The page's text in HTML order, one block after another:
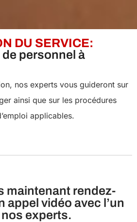
DU SERVICE:
personnel à
nos experts vous guideront sur
ainsi que sur les procédures
applicables.
maintenant rendez-
appel vidéo avec l’un
nos experts.